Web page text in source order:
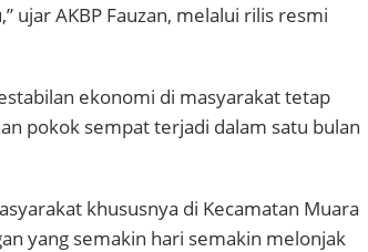
ujar AKBP Fauzan, melalui rilis resmi
ekonomi di masyarakat tetap
pokok sempat terjadi dalam satu bulan
khususnya di Kecamatan Muara
yang semakin hari semakin melonjak